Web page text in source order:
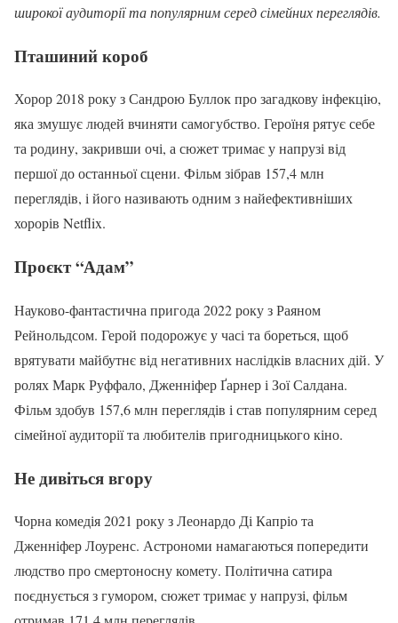
широкої аудиторії та популярним серед сімейних переглядів.
Пташиний короб
Хорор 2018 року з Сандрою Буллок про загадкову інфекцію,
яка змушує людей вчиняти самогубство. Героїня рятує себе
та родину, закривши очі, а сюжет тримає у напрузі від
першої до останньої сцени. Фільм зібрав 157,4 млн
переглядів, і його називають одним з найефективніших
хорорів Netflix.
Проєкт “Адам”
Науково-фантастична пригода 2022 року з Раяном
Рейнольдсом. Герой подорожує у часі та бореться, щоб
врятувати майбутнє від негативних наслідків власних дій. У
ролях Марк Руффало, Дженніфер Ґарнер і Зої Салдана.
Фільм здобув 157,6 млн переглядів і став популярним серед
сімейної аудиторії та любителів пригодницького кіно.
Не дивіться вгору
Чорна комедія 2021 року з Леонардо Ді Капріо та
Дженніфер Лоуренс. Астрономи намагаються попередити
людство про смертоносну комету. Політична сатира
поєднується з гумором, сюжет тримає у напрузі, фільм